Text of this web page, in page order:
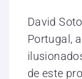
David
Portugal,
de este